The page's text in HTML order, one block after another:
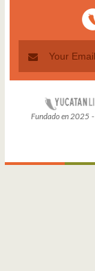
Fundado en 2025 -